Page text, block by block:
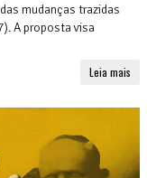
mudanças trazidas
A proposta visa
Leia mais